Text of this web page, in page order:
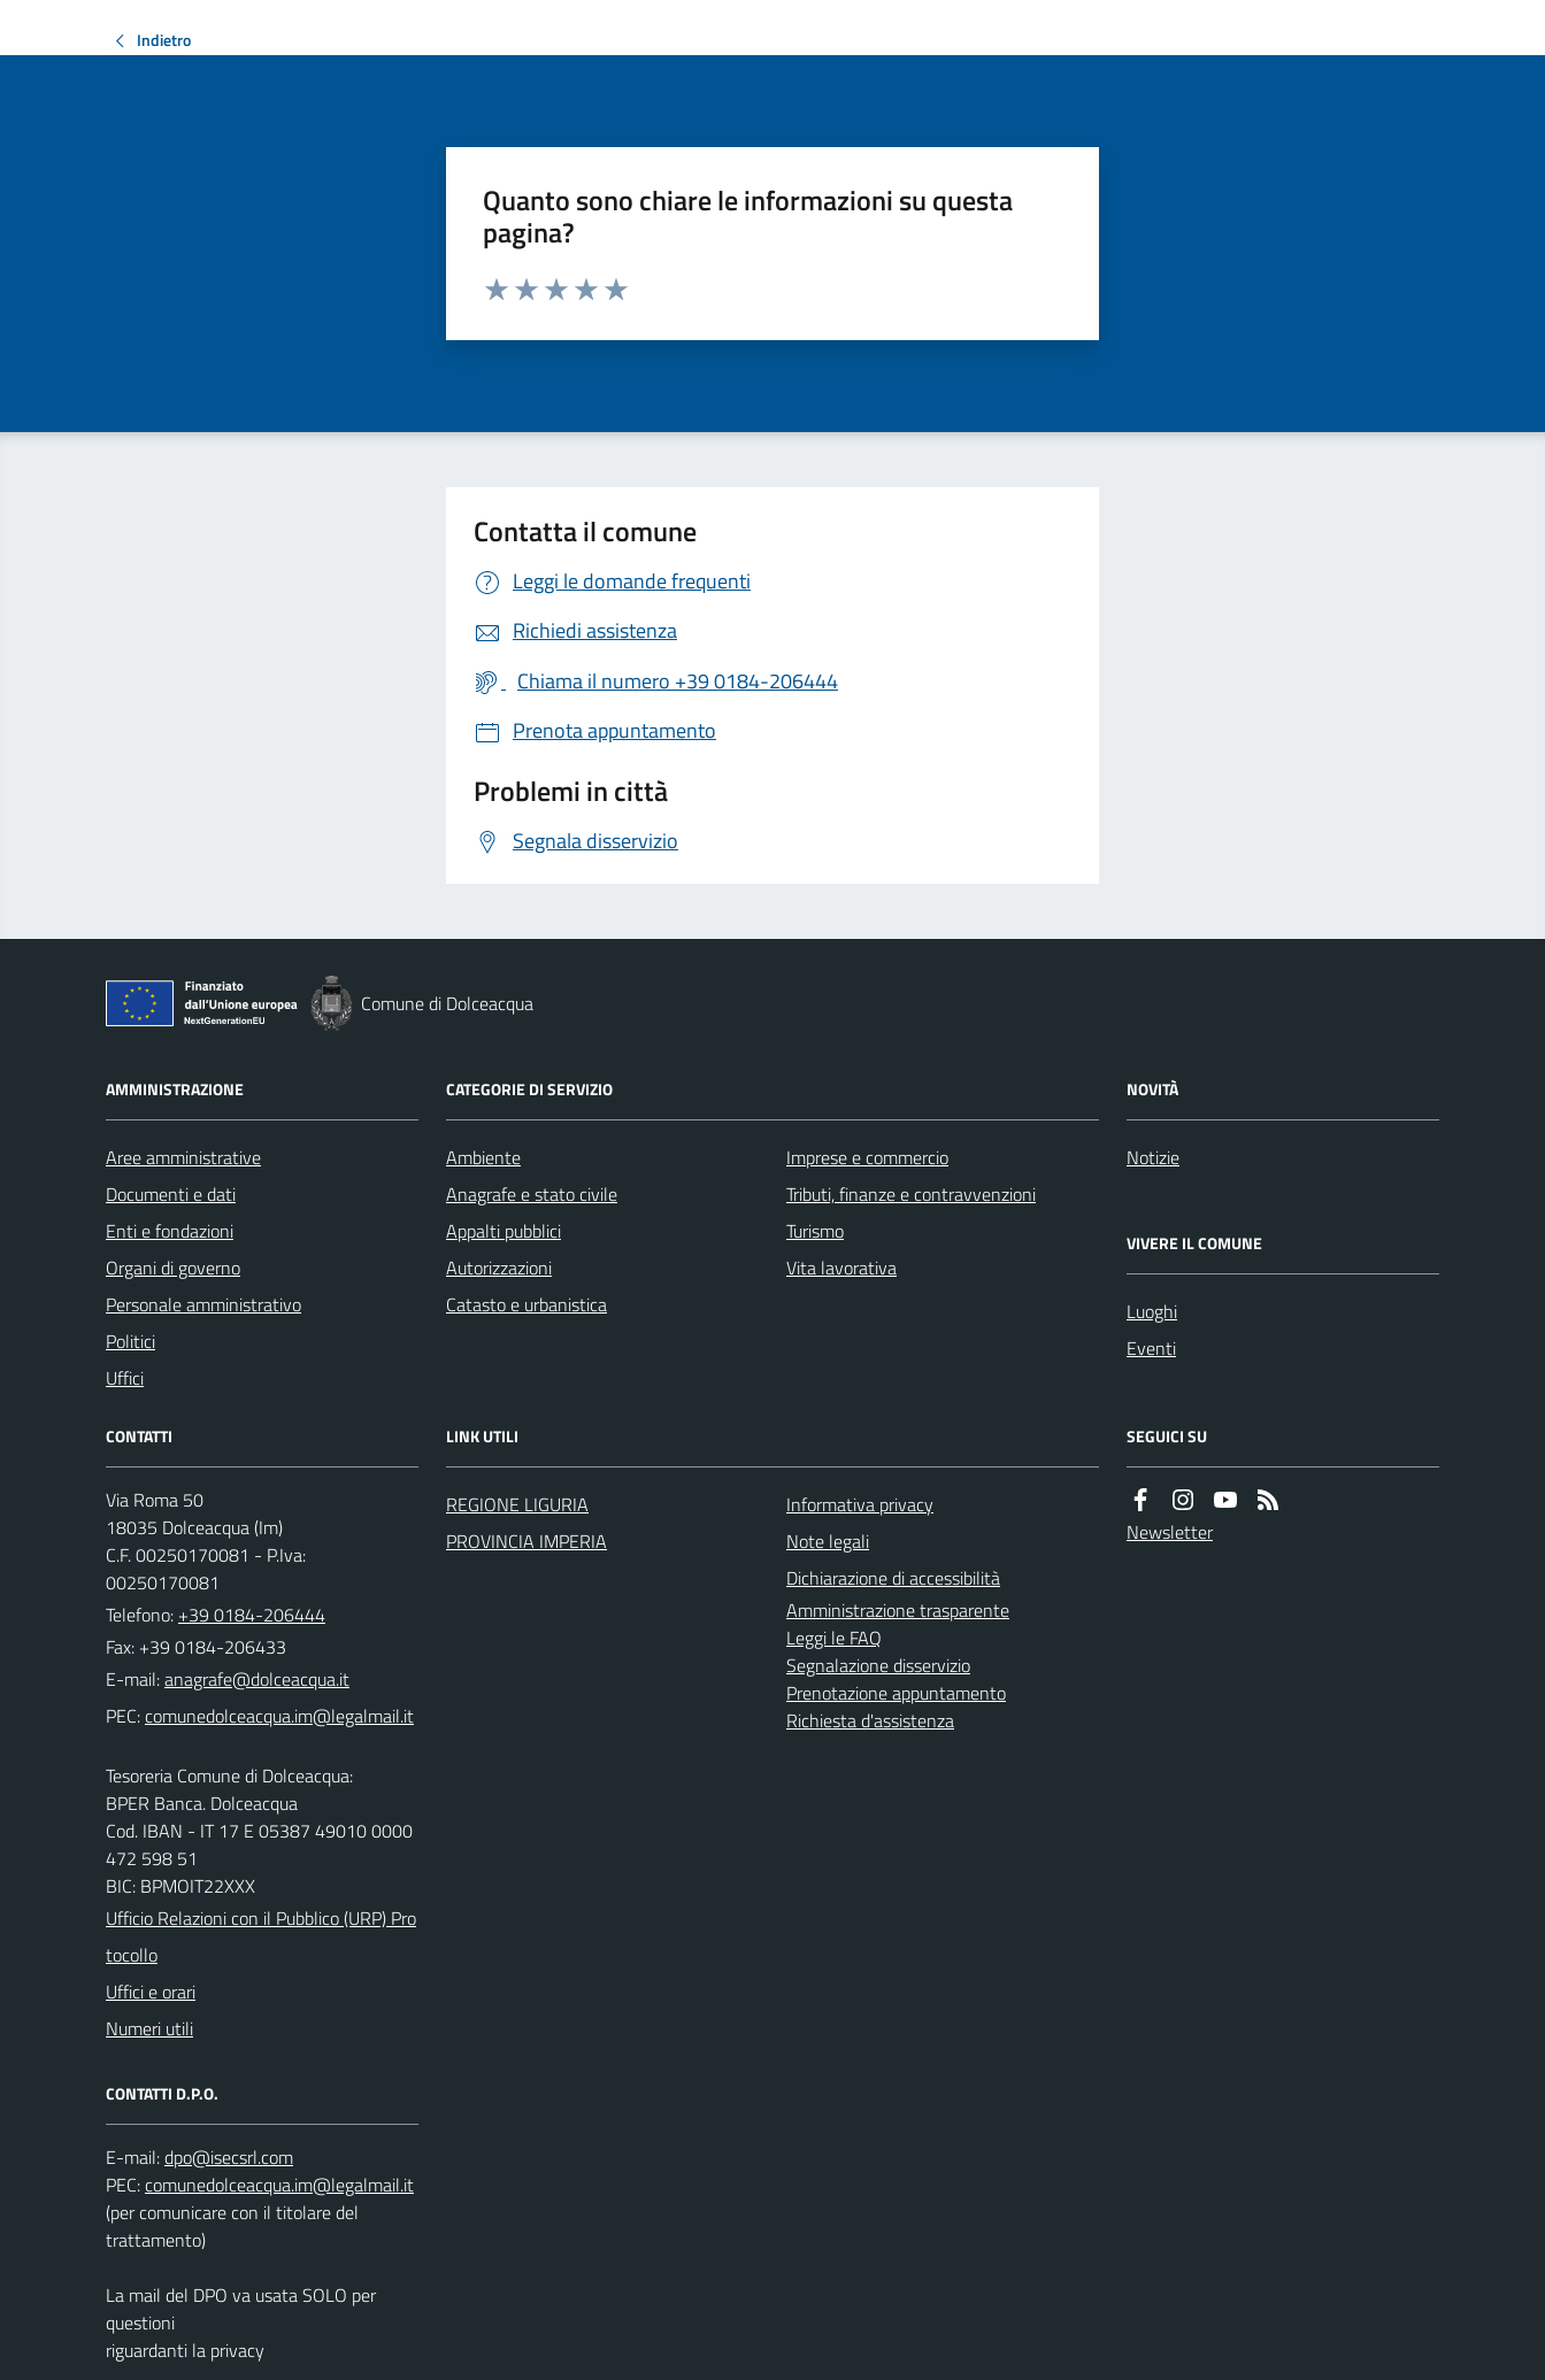
Indietro
Quanto sono chiare le informazioni su questa
pagina?
Valuta da 1 a 5 stelle la pagina
Contatta il comune
Leggi le domande frequenti
Richiedi assistenza
Chiama il numero +39 0184-206444
Prenota appuntamento
Problemi in città
Segnala disservizio
Comune di Dolceacqua
AMMINISTRAZIONE
Aree amministrative
Documenti e dati
Enti e fondazioni
Organi di governo
Personale amministrativo
Politici
Uffici
CATEGORIE DI SERVIZIO
Ambiente
Anagrafe e stato civile
Appalti pubblici
Autorizzazioni
Catasto e urbanistica
Imprese e commercio
Tributi, finanze e contravvenzioni
Turismo
Vita lavorativa
NOVITÀ
Notizie
VIVERE IL COMUNE
Luoghi
Eventi
CONTATTI
Via Roma 50
18035 Dolceacqua (Im)
C.F. 00250170081 - P.Iva:
00250170081
Telefono: +39 0184-206444
Fax: +39 0184-206433
E-mail:
PEC:
Tesoreria Comune di Dolceacqua:
BPER Banca. Dolceacqua
Cod. IBAN - IT 17 E 05387 49010 0000
472 598 51
BIC: BPMOIT22XXX
Ufficio Relazioni con il Pubblico (URP) Pro
tocollo
Uffici e orari
Numeri utili
CONTATTI D.P.O.
E-mail:
PEC:
(per comunicare con il titolare del
trattamento)
La mail del DPO va usata SOLO per
questioni
riguardanti la privacy
LINK UTILI
REGIONE LIGURIA
PROVINCIA IMPERIA
Informativa privacy
Note legali
Dichiarazione di accessibilità
Amministrazione trasparente
Leggi le FAQ
Segnalazione disservizio
Prenotazione appuntamento
Richiesta d'assistenza
SEGUICI SU
Newsletter